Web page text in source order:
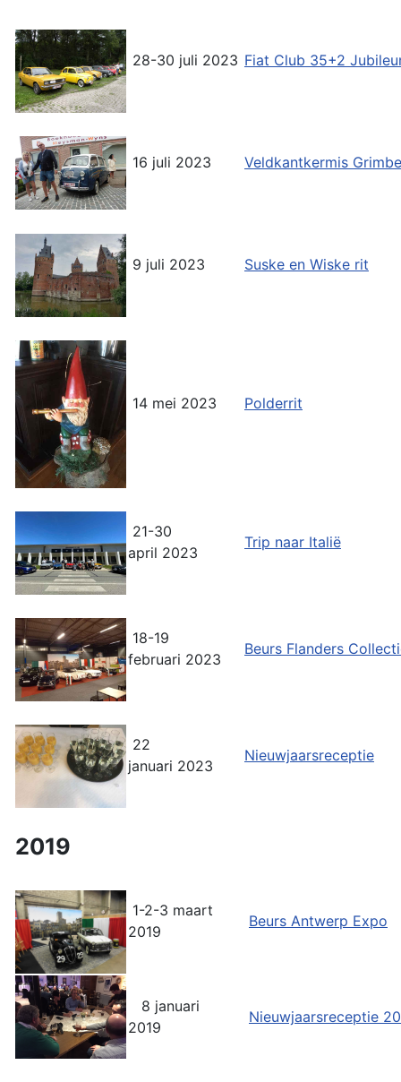
28-30 juli 2023 Fiat Club 35+2
16 juli 2023 Veldkantkermis
9 juli 2023 Suske en Wiske rit
14 mei 2023 Polderrit
21-30
april 2023
Trip naar Italië
18-19
februari 2023
Beurs Flanders
22
januari 2023
Nieuwjaarsreceptie
2019
1-2-3 maart
2019
Beurs Antwerp Expo
8 januari
2019
Nieuwjaarsreceptie